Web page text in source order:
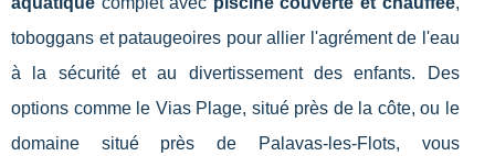
toboggans et pataugeoires pour allier l'agrément de l'eau
à la sécurité et au divertissement des enfants. Des
options comme le Vias Plage, situé près de la côte, ou le
domaine situé près de Palavas-les-Flots, vous